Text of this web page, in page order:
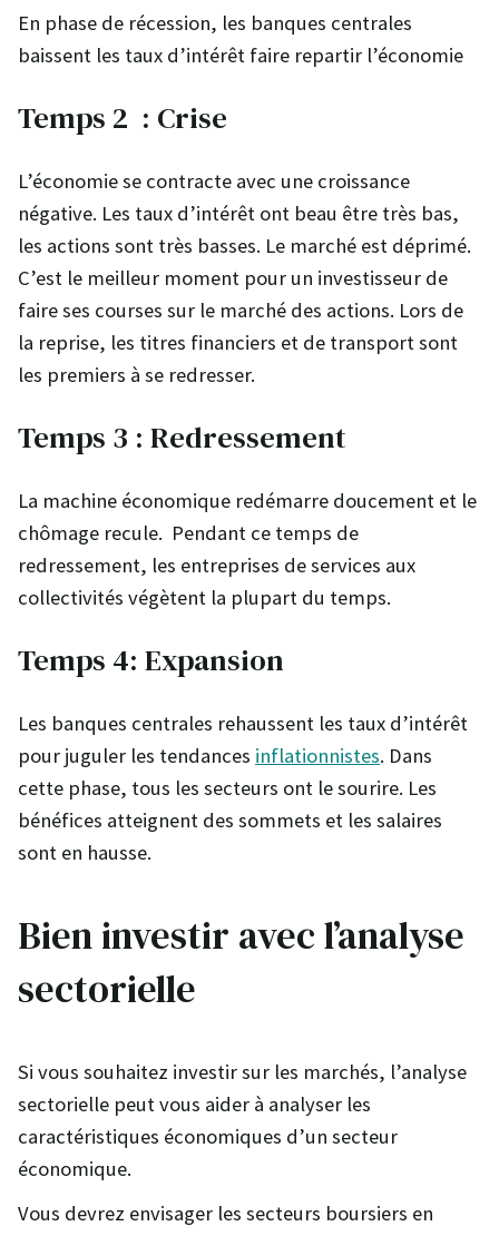
En phase de récession, les banques centrales
baissent les taux d’intérêt faire repartir l’économie
Temps 2 : Crise
L’économie se contracte avec une croissance
négative. Les taux d’intérêt ont beau être très bas,
les actions sont très basses. Le marché est déprimé.
C’est le meilleur moment pour un investisseur de
faire ses courses sur le marché des actions. Lors de
la reprise, les titres financiers et de transport sont
les premiers à se redresser.
Temps 3 : Redressement
La machine économique redémarre doucement et le
chômage recule. Pendant ce temps de
redressement, les entreprises de services aux
collectivités végètent la plupart du temps.
Temps 4: Expansion
Les banques centrales rehaussent les taux d’intérêt
pour juguler les tendances inflationnistes. Dans
cette phase, tous les secteurs ont le sourire. Les
bénéfices atteignent des sommets et les salaires
sont en hausse.
Bien investir avec l’analyse
sectorielle
Si vous souhaitez investir sur les marchés, l’analyse
sectorielle peut vous aider à analyser les
caractéristiques économiques d’un secteur
économique.
Vous devrez envisager les secteurs boursiers en